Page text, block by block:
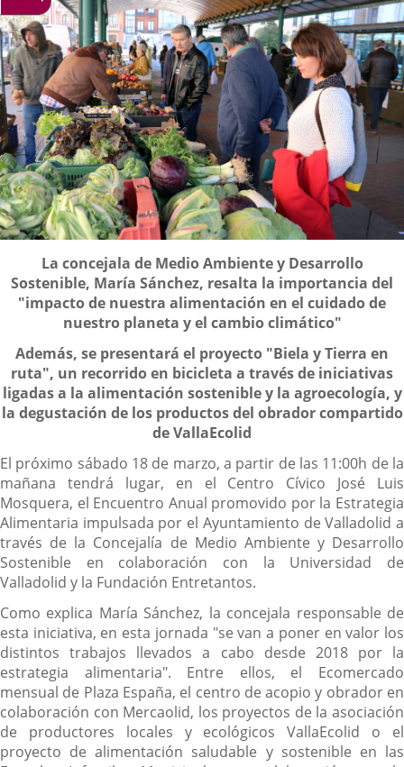
Descripción
La concejala de Medio Ambiente y Desarrollo
Sostenible, María Sánchez, resalta la importancia del
"impacto de nuestra alimentación en el cuidado de
nuestro planeta y el cambio climático"
Además, se presentará el proyecto "Biela y Tierra en
ruta", un recorrido en bicicleta a través de iniciativas
ligadas a la alimentación sostenible y la agroecología, y
la degustación de los productos del obrador compartido
de VallaEcolid
El próximo sábado 18 de marzo, a partir de las 11:00h de la
mañana tendrá lugar, en el Centro Cívico José Luis
Mosquera, el Encuentro Anual promovido por la Estrategia
Alimentaria impulsada por el Ayuntamiento de Valladolid a
través de la Concejalía de Medio Ambiente y Desarrollo
Sostenible en colaboración con la Universidad de
Valladolid y la Fundación Entretantos.
Como explica María Sánchez, la concejala responsable de
esta iniciativa, en esta jornada "se van a poner en valor los
distintos trabajos llevados a cabo desde 2018 por la
estrategia alimentaria". Entre ellos, el Ecomercado
mensual de Plaza España, el centro de acopio y obrador en
colaboración con Mercaolid, los proyectos de la asociación
de productores locales y ecológicos VallaEcolid o el
proyecto de alimentación saludable y sostenible en las